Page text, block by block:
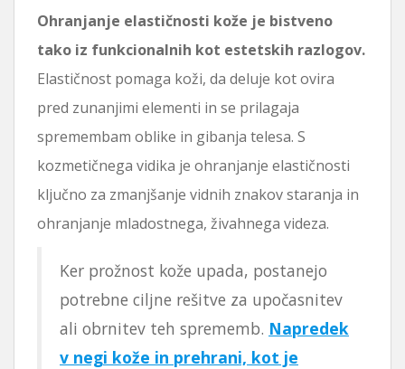
Ohranjanje elastičnosti kože je bistveno
tako iz funkcionalnih kot estetskih razlogov.
Elastičnost pomaga koži, da deluje kot ovira
pred zunanjimi elementi in se prilagaja
spremembam oblike in gibanja telesa. S
kozmetičnega vidika je ohranjanje elastičnosti
ključno za zmanjšanje vidnih znakov staranja in
ohranjanje mladostnega, živahnega videza.
Ker prožnost kože upada, postanejo
potrebne ciljne rešitve za upočasnitev
ali obrnitev teh sprememb. Napredek
v negi kože in prehrani, kot je